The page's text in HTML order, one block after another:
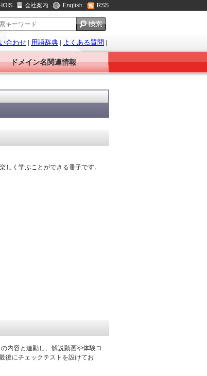
会社案内 English RSS
合わせ | 用語辞典 | よくある質問 |
ドメイン名関連情報
しく学ぶことができる冊子です。
内容と連動し、解説動画や体験コ
後にチェックテストを設けてお